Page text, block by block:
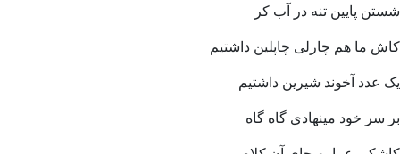
شستن پایین تنه در آب کر
کاش ما هم چارلی چاپلین داشتیم
یک عدد آخوند شیرین داشتیم
بر سر خود مینهادی گاه گاه